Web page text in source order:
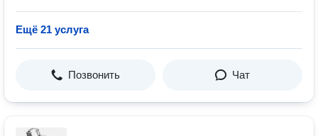
Ещё 21 услуга
Позвонить Чат